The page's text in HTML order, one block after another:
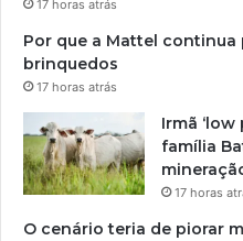
17 horas atrás
Por que a Mattel
brinquedos
17 horas atrás
Irmã
família
17 horas
O cenário teria de piorar